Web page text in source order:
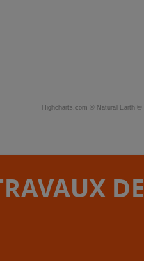
Highcharts.com © Natural Earth ©
DE